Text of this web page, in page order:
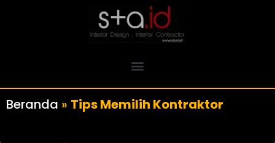
Beranda » Tips Memilih Kontraktor